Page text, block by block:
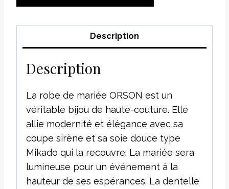
PANIER
Description
Description
La robe de mariée ORSON est un
véritable bijou de haute-couture. Elle
allie modernité et élégance avec sa
coupe sirène et sa soie douce type
Mikado qui la recouvre. La mariée sera
lumineuse pour un événement à la
hauteur de ses espérances. La dentelle